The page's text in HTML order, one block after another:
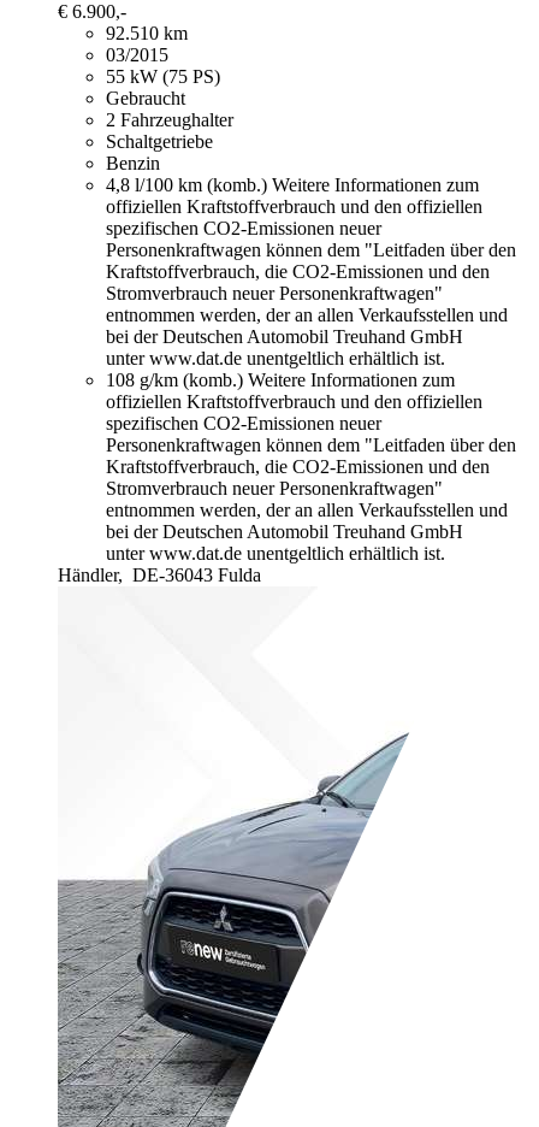
€ 6.900,-
92.510 km
03/2015
55 kW (75 PS)
Gebraucht
2 Fahrzeughalter
Schaltgetriebe
Benzin
4,8 l/100 km (komb.) Weitere Informationen zum
offiziellen Kraftstoffverbrauch und den offiziellen
spezifischen CO2-Emissionen neuer
Personenkraftwagen können dem "Leitfaden über den
Kraftstoffverbrauch, die CO2-Emissionen und den
Stromverbrauch neuer Personenkraftwagen"
entnommen werden, der an allen Verkaufsstellen und
bei der Deutschen Automobil Treuhand GmbH
unter www.dat.de unentgeltlich erhältlich ist.
108 g/km (komb.) Weitere Informationen zum
offiziellen Kraftstoffverbrauch und den offiziellen
spezifischen CO2-Emissionen neuer
Personenkraftwagen können dem "Leitfaden über den
Kraftstoffverbrauch, die CO2-Emissionen und den
Stromverbrauch neuer Personenkraftwagen"
entnommen werden, der an allen Verkaufsstellen und
bei der Deutschen Automobil Treuhand GmbH
unter www.dat.de unentgeltlich erhältlich ist.
Händler, DE-36043 Fulda